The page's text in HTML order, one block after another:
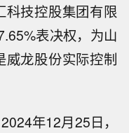
科技控股集团有限
表决权，为山
威龙股份实际控制
年12月25日，